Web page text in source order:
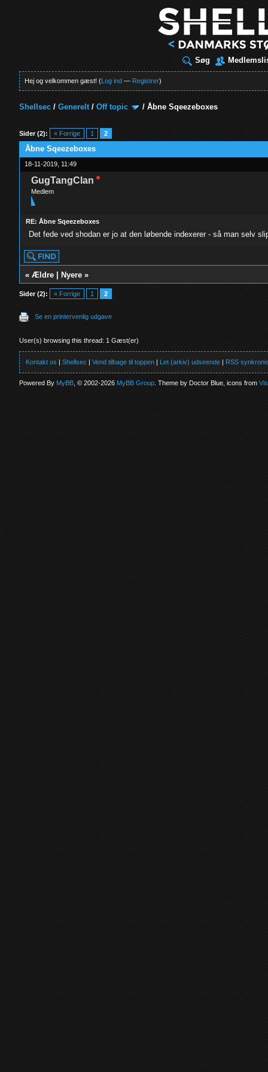
Søg
Hej og velkommen gæst! (Log ind — Registrer)
Shellsec /Generelt/Off topic /Åbne Sqeezeboxes
Sider (2): « Forrige 1 2
Åbne Sqeezeboxes
18-11-2019, 11:49
GugTangClan
Medlem
RE: Åbne Sqeezeboxes
Det fede ved shodan er jo at den løbende indexerer - så man selv
«Ældre Nyere »
Sider (2): « Forrige 1 2
Se en printervenlig udgave
User(s) browsing this thread: 1 Gæst(er)
Kontakt os |Shellsec |Vend tilbage til toppen | Let (arkiv) udseende | RSS
Powered ByMyBB , © 2002-2026MyBB Group . Theme by Doctor Blue, icons from